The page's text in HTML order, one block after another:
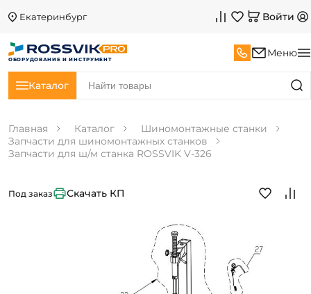
Екатеринбург Войти
ОБОРУДОВАНИЕ И ИНСТРУМЕНТ
Меню
Каталог
Главная Каталог
Шиномонтажные станки
Запчасти для шиномонтажных станков
Запчасти для ш/м станка ROSSVIK V-326
Под заказ Скачать КП